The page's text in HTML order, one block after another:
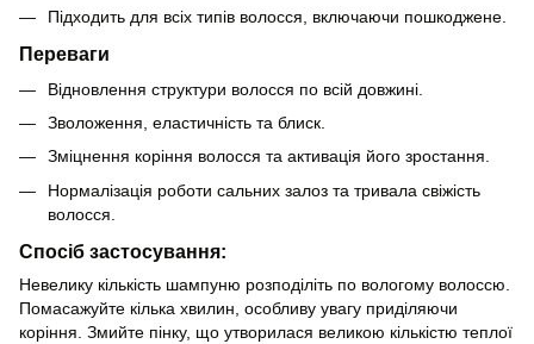
Підходить для всіх типів волосся, включаючи пошкоджене.
Переваги
Відновлення структури волосся по всій довжині.
Зволоження, еластичність та блиск.
Зміцнення коріння волосся та активація його зростання.
Нормалізація роботи сальних залоз та тривала свіжість
волосся.
Спосіб застосування:
Невелику кількість шампуню розподіліть по вологому волоссю.
Помасажуйте кілька хвилин, особливу увагу приділяючи
коріння. Змийте пінку, що утворилася великою кількістю теплої